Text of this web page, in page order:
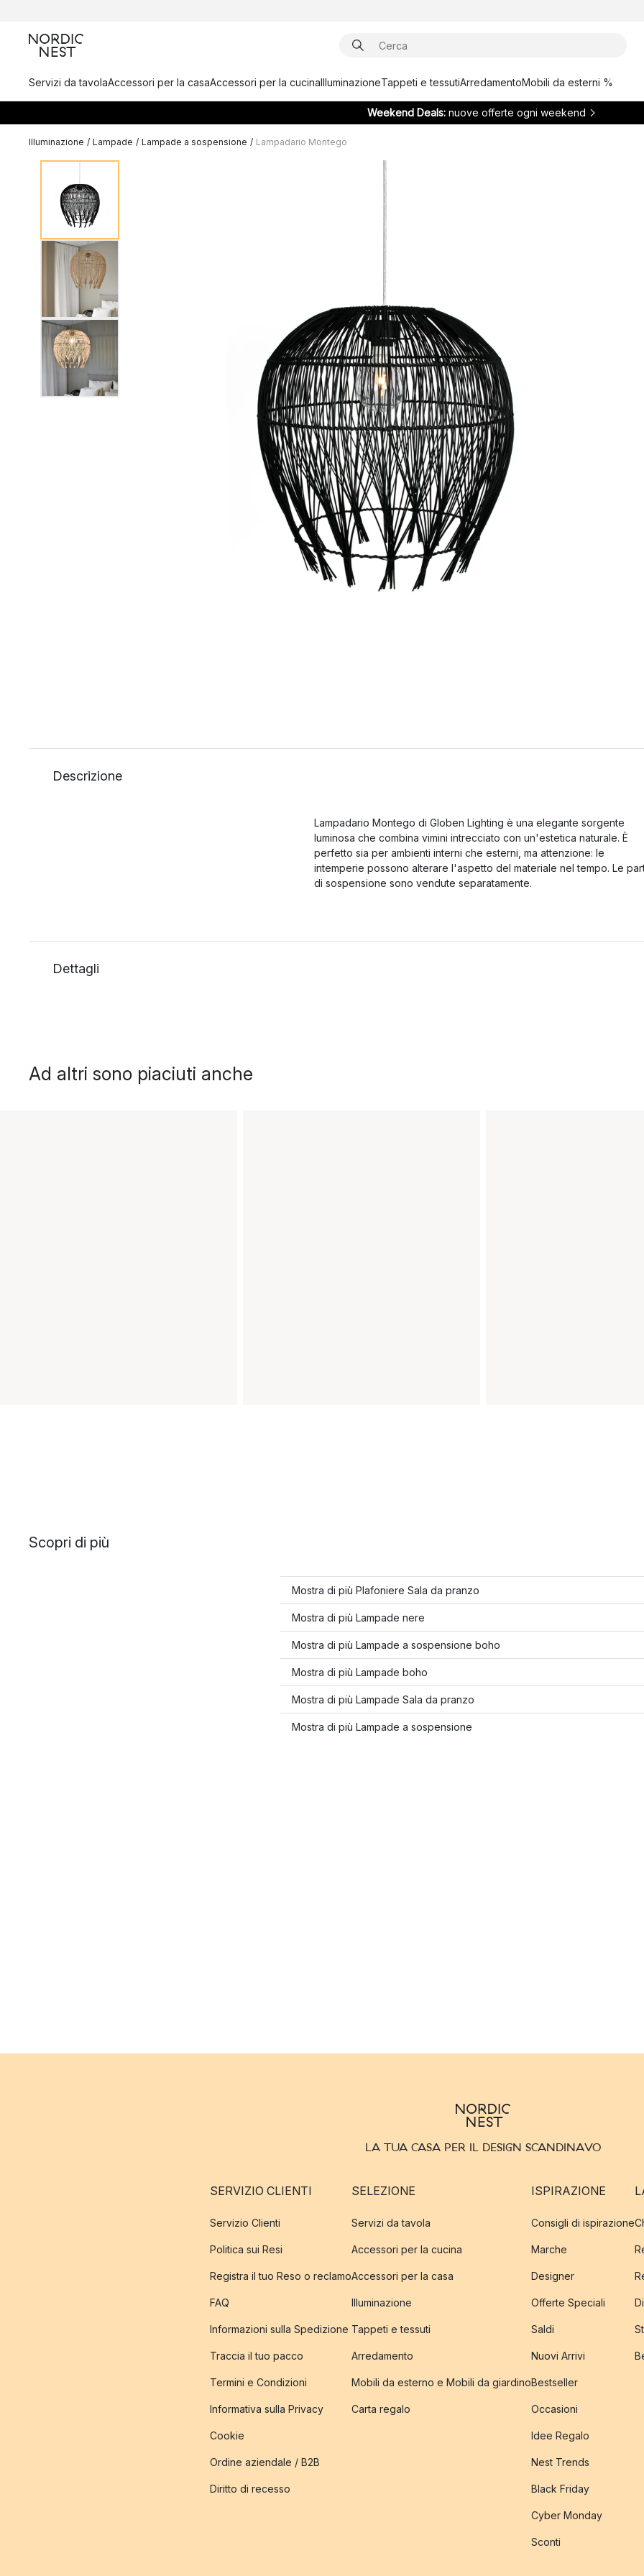
Servizi da tavolaAccessori per la casaAccessori per la cucinaIlluminazioneTappeti e tessutiArredamentoMobili da esterni %
Weekend Deals: nuove offerte ogni weekend
Illuminazione / Lampade / Lampade a sospensione / Lampadario Montego
Descrizione
Lampadario Montego di Globen Lighting è una elegante sorgente
luminosa che combina vimini intrecciato con un'estetica naturale. È
perfetto sia per ambienti interni che esterni, ma attenzione: le
intemperie possono alterare l'aspetto del materiale nel tempo. Le
di sospensione sono vendute separatamente.
Dettagli
Ad altri sono piaciuti anche
Scopri di più
Mostra di più Plafoniere Sala da pranzo
Mostra di più Lampade nere
Mostra di più Lampade a sospensione boho
Mostra di più Lampade boho
Mostra di più Lampade Sala da pranzo
Mostra di più Lampade a sospensione
LA TUA CASA PER IL DESIGN SCANDINAVO
SERVIZIO CLIENTI
Servizio Clienti
Politica sui Resi
Registra il tuo Reso o reclamo
FAQ
Informazioni sulla Spedizione
Traccia il tuo pacco
Termini e Condizioni
Informativa sulla Privacy
Cookie
Ordine aziendale / B2B
Diritto di recesso
SELEZIONE
Servizi da tavola
Accessori per la cucina
Accessori per la casa
Illuminazione
Tappeti e tessuti
Arredamento
Mobili da esterno e Mobili da giardino
Carta regalo
ISPIRAZIONE
Consigli di ispirazione
Marche
Designer
Offerte Speciali
Saldi
Nuovi Arrivi
Bestseller
Occasioni
Idee Regalo
Nest Trends
Black Friday
Cyber Monday
Sconti